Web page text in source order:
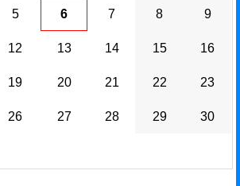
5 6 7 8 9
12 13 14 15 16
19 20 21 22 23
26 27 28 29 30